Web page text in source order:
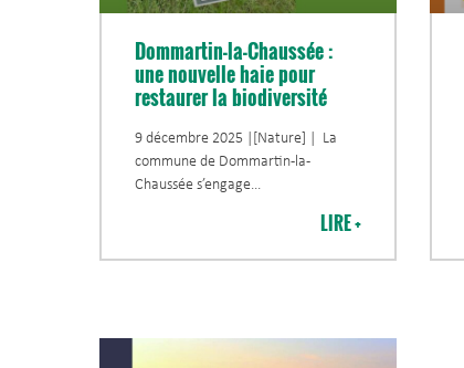
Dommartin-la-Chaussée :
une nouvelle haie pour
restaurer la biodiversité
9 décembre 2025 |[Nature] | La
commune de Dommartin-la-
Chaussée s’engage
LIRE +